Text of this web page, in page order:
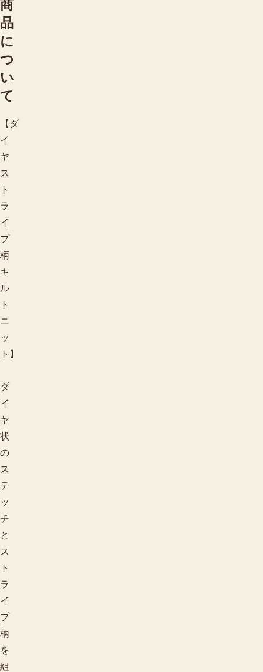
商
品
に
つ
い
て
【ダ
イ
ヤ
ス
ト
ラ
イ
プ
柄
キ
ル
ト
ニ
ッ
ト】
ダ
イ
ヤ
状
の
ス
テ
ッ
チ
と
ス
ト
ラ
イ
プ
柄
を
組